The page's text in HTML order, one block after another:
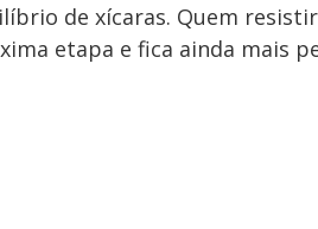
de xícaras. Quem
etapa e fica ainda mais